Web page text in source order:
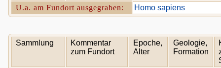
U.a. am Fundort ausgegraben: Homo sapiens
Sammlung
Kommentar
zum Fundort
Epoche,
Alter
Geologie,
Formation